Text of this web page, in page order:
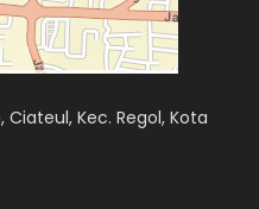
Ciateul, Kec. Regol, Kota